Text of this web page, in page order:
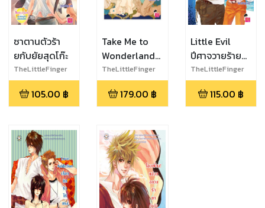
ซาตานตัวร้า
ยกับยัยสุดโก๊ะ
TheLittleFinger
105.00 ฿
Take Me to
Wonderland
ลักพาหัวใจฉัน
ไปทีที่รัก
TheLittleFinger
179.00 ฿
Little Evil
ปีศาจวายร้าย
ขโมยหัวใจรัก
TheLittleFinger
115.00 ฿